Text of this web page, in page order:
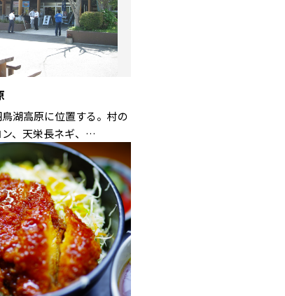
湖高原に位置する。村の
、天栄長ネギ、…